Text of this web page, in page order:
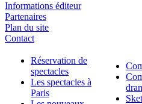
Informations éditeur
Partenaires
Plan du site
Contact
Réservation de
spectacles
Les spectacles à
Paris